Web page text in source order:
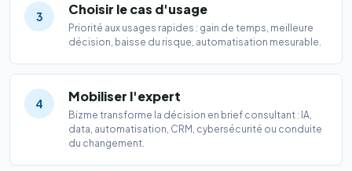
3 Choisir le cas d'usage
Priorité aux usages rapides : gain de temps, meilleure
décision, baisse du risque, automatisation mesurable.
4 Mobiliser l'expert
Bizme transforme la décision en brief consultant : IA,
data, automatisation, CRM, cybersécurité ou conduite
du changement.